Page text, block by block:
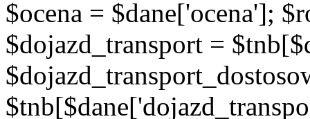
$ocena = $dane['ocena'];
$dojazd_transport =